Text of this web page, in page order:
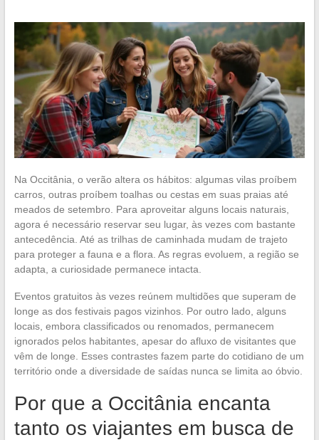
Na Occitânia, o verão altera os hábitos: algumas vilas proíbem
carros, outras proíbem toalhas ou cestas em suas praias até
meados de setembro. Para aproveitar alguns locais naturais,
agora é necessário reservar seu lugar, às vezes com bastante
antecedência. Até as trilhas de caminhada mudam de trajeto
para proteger a fauna e a flora. As regras evoluem, a região se
adapta, a curiosidade permanece intacta.
Eventos gratuitos às vezes reúnem multidões que superam de
longe as dos festivais pagos vizinhos. Por outro lado, alguns
locais, embora classificados ou renomados, permanecem
ignorados pelos habitantes, apesar do afluxo de visitantes que
vêm de longe. Esses contrastes fazem parte do cotidiano de um
território onde a diversidade de saídas nunca se limita ao óbvio.
Por que a Occitânia encanta
tanto os viajantes em busca de